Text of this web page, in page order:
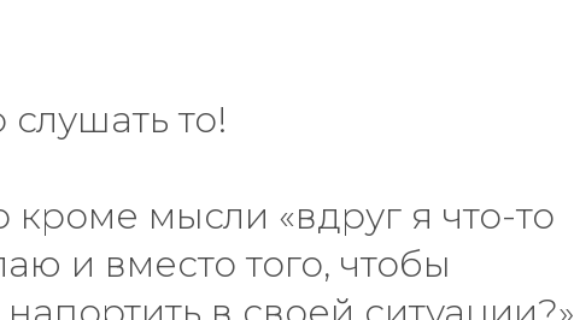
то!
кроме мысли «вдруг я что-то
и вместо того, чтобы